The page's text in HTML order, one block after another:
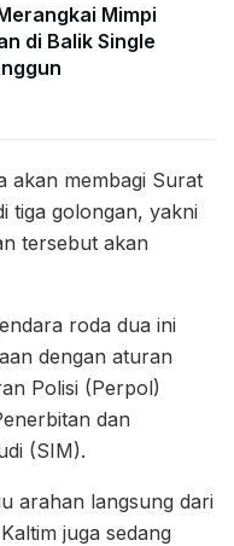
Mimpi
di Balik Single
akan membagi Surat
tiga golongan, yakni
tersebut akan
roda dua ini
dengan aturan
Polisi (Perpol)
dan
(SIM).
arahan langsung dari
juga sedang